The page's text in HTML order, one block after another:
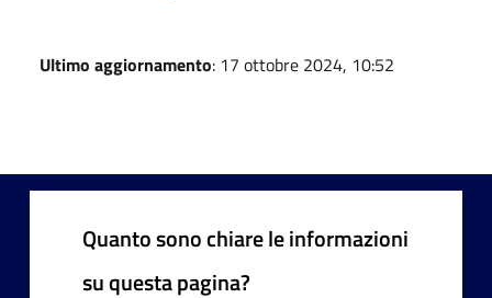
Ultimo aggiornamento: 17 ottobre 2024, 10:52
Quanto sono chiare le informazioni
su questa pagina?